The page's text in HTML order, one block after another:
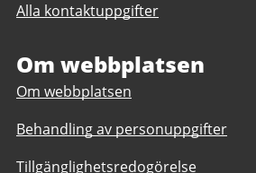
till
kommunikation
Alla kontaktuppgifter
Om webbplatsen
Om webbplatsen
Behandling av personuppgifter
Tillgänglighetsredogörelse